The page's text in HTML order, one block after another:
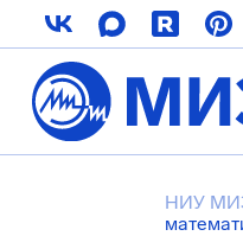
НИУ